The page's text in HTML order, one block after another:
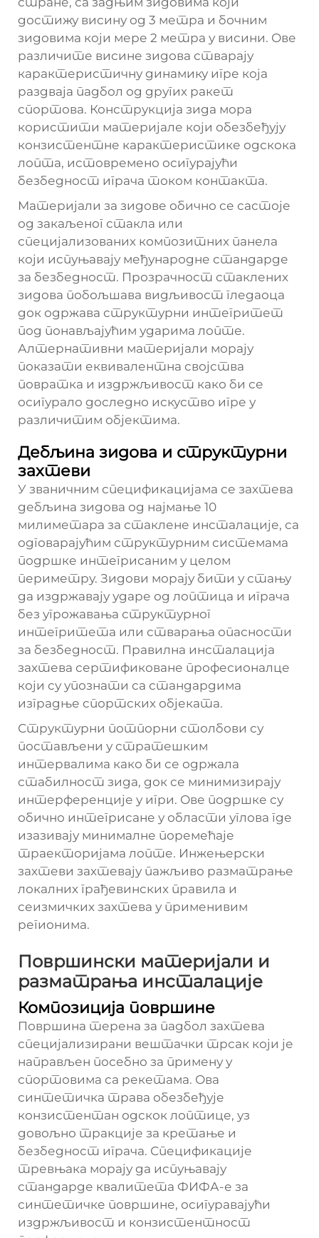
достижу висину од 3 метра и бочним
зидовима који мере 2 метра у висини. Ове
различите висине зидова стварају
карактеристичну динамику игре која
раздваја падбол од других ракет
спортова. Конструкција зида мора
користити материјале који обезбеђују
конзистентне карактеристике одскока
лопта, истовремено осигурајући
безбедност играча током контакта.
Материјали за зидове обично се састоје
од закаљеног стакла или
специјализованих композитних панела
који испуњавају међународне стандарде
за безбедност. Прозрачност стаклених
зидова побољшава видљивост гледаоца
док одржава структурни интегритет
под понављајућим ударима лопте.
Алтернативни материјали морају
показати еквивалентна својства
повратка и издржљивост како би се
осигурало доследно искуство игре у
различитим објектима.
Дебљина зидова и структурни
захтеви
У званичним спецификацијама се захтева
дебљина зидова од најмање 10
милиметара за стаклене инсталације, са
одговарајућим структурним системама
подршке интегрисаним у целом
периметру. Зидови морају бити у стању
да издржавају ударе од лоптица и играча
без угрожавања структурног
интегритета или стварања опасности
за безбедност. Правилна инсталација
захтева сертификоване професионалце
који су упознати са стандардима
изградње спортских објеката.
Структурни потпорни столбови су
постављени у стратешким
интервалима како би се одржала
стабилност зида, док се минимизирају
интерференције у игри. Ове подршке су
обично интегрисане у области углова где
изазивају минималне поремећаје
траекторијама лопте. Инжењерски
захтеви захтевају пажљиво разматрање
локалних грађевинских правила и
сеизмичких захтева у применивим
регионима.
Површински материјали и
разматрања инсталације
Композиција површине
Површина терена за падбол захтева
специјализирани вештачки трсак који је
направљен посебно за примену у
спортовима са рекетама. Ова
синтетичка трава обезбеђује
конзистентан одскок лоптице, уз
довољно тракције за кретање и
безбедност играча. Спецификације
тревњака морају да испуњавају
стандарде квалитета ФИФА-е за
синтетичке површине, осигуравајући
издржљивост и конзистентност